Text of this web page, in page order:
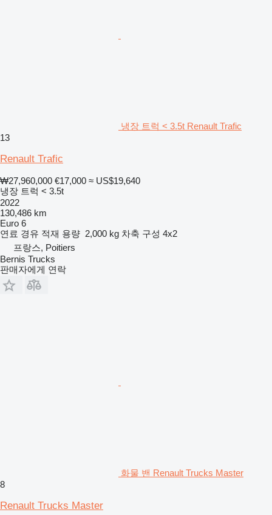
냉장 트럭 < 3.5t Renault Trafic
13
Renault Trafic
₩27,960,000 €17,000 ≈ US$19,640
냉장 트럭 < 3.5t
2022
130,486 km
Euro 6
연료 경유 적재 용량 2,000 kg 차축 구성 4x2
프랑스, Poitiers
Bernis Trucks
판매자에게 연락
화물 밴 Renault Trucks Master
8
Renault Trucks Master